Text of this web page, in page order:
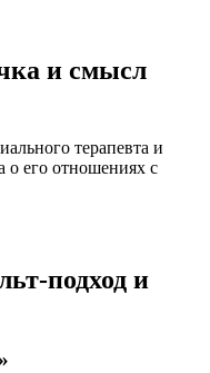
и смысл
терапевта и
о его отношениях с
подход и